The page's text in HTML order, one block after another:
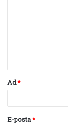
Ad*
E-posta*